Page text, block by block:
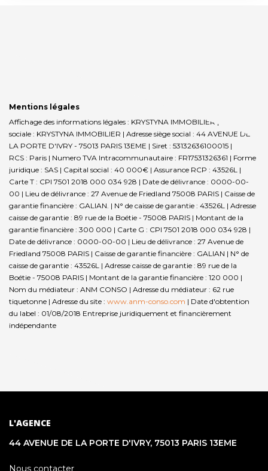
Mentions légales
Affichage des informations légales : KRYSTYNA IMMOBILIER | Raison
sociale : KRYSTYNA IMMOBILIER | Adresse siège social : 44 AVENUE DE
LA PORTE D'IVRY - 75013 PARIS 13EME | Siret : 53132636100015 |
RCS : Paris | Numero TVA Intracommunautaire : FR17531326361 | Forme
juridique : SAS | Capital social : 40 000€ | Assurance RCP : 43526L |
Carte T : CPI 7501 2018 000 034 928 | Date de délivrance : 0000-00-
00 | Lieu de délivrance : 27 Avenue de Friedland 75008 PARIS | Caisse de
garantie financière : GALIAN. | N° de caisse de garantie : 43526L | Adresse
caisse de garantie : 89 rue de la Boétie - 75008 PARIS | Montant de la
garantie financière : 300 000 | Carte G : CPI 7501 2018 000 034 928 |
Date de délivrance : 0000-00-00 | Lieu de délivrance : 27 Avenue de
Friedland 75008 PARIS | Caisse de garantie financière : GALIAN | N° de
caisse de garantie : 43526L | Adresse caisse de garantie : 89 rue de la
Boétie - 75008 PARIS | Montant de la garantie financière : 120 000 |
Nom du médiateur : ANM CONSO | Adresse du médiateur : 62 rue
tiquetonne | Adresse du site : www.anm-conso.com | Date d'obtention
du label : 01/08/2018 Entreprise juridiquement et financièrement
indépendante
L'AGENCE
44 AVENUE DE LA PORTE D'IVRY, 75013 PARIS 13EME
Nous contacter